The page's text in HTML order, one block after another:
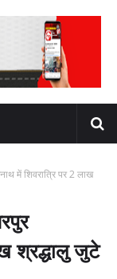
में शिवरात्रि पर 2 लाख
श्रद्धालु जुटे